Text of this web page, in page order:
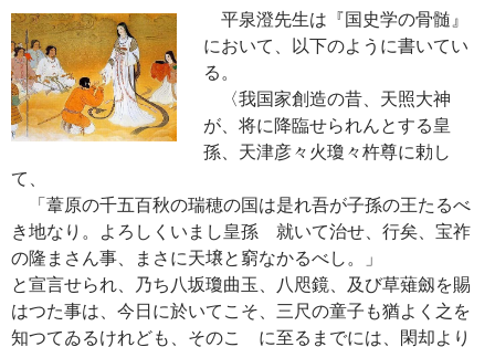
平泉澄先生は『国史学の骨髄』
において、以下のように書いてい
る。
〈我国家創造の昔、天照大神
が、将に降臨せられんとする皇
孫、天津彦々火瓊々杵尊に勅し
て、
「葦原の千五百秋の瑞穂の国は是れ吾が子孫の王たるべ
き地なり。よろしくいまし皇孫 就いて治せ、行矣、宝祚
の隆まさん事、まさに天壌と窮なかるべし。」
と宣言せられ、乃ち八坂瓊曲玉、八咫鏡、及び草薙劔を賜
はつた事は、今日に於いてこそ、三尺の童子も猶よく之を
知つてゐるけれども、そのこゝに至るまでには、閑却より